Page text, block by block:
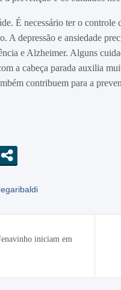
É necessário ter o controle
A depressão e ansiedade
e Alzheimer. Alguns
a cabeça parada auxilia
contribuem para a
iniciam em